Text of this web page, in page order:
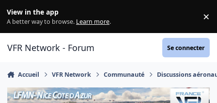
View in the app
A better way to browse. Learn more. ×
VFR Network - Forum Se connecter
Accueil VFR Network Communauté Discussions